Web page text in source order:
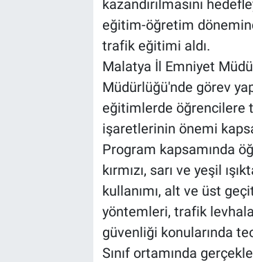
kazandırılmasını
eğitim-öğretim
trafik eğitimi aldı.
Malatya İl Emniyet
Müdürlüğü'nde görev
eğitimlerde öğrencilere
işaretlerinin önemi
Program kapsamında
kırmızı, sarı ve yeşil
kullanımı, alt ve üst
yöntemleri, trafik
güvenliği konularında
Sınıf ortamında